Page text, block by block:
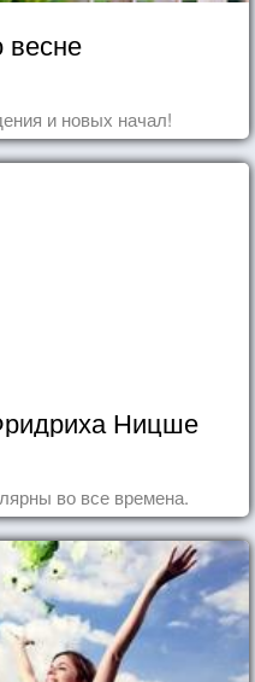
весне
и новых начал!
Ницше
во все времена.